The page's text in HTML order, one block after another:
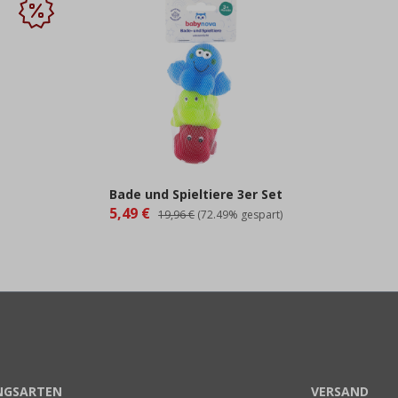
Bade und Spieltiere 3er Set
5,49 € 19,96 € (72.49% gespart)
VERSAND